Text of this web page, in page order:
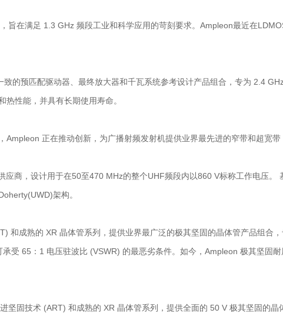
在满足 1.3 GHz 频段工业和科学应用的苛刻要求。Ampleon最近在
预匹配驱动器、最终放大器和千瓦系统参考设计产品组合，专为 2.4
性能，并具有长期使用寿命。
正在推动创新，为广播射频发射机提供业界最先进的窄带和超宽带
商，设计用于在50至470 MHz的整个UHF频段内以860 V标称工作电压。
架构。
成熟的 XR 晶体管系列，提供业界最广泛的极其坚固的晶体管产品组合
受 65：1 电压驻波比 (VSWR) 的最恶劣条件。如今，Ampleon 极其坚固
固技术 (ART) 和成熟的 XR 晶体管系列，提供全面的 50 V 极其坚固的晶